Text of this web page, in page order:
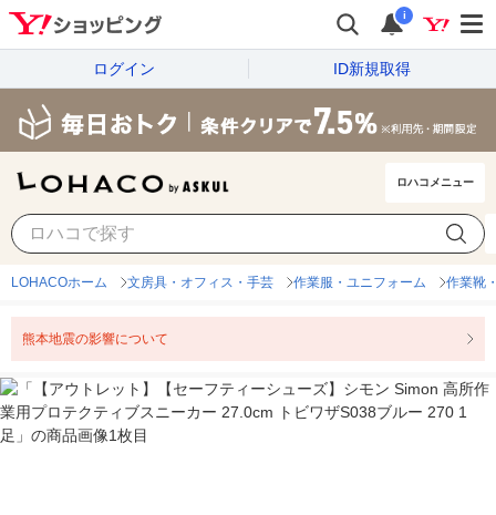
i
ログイン ID新規取得
ロハコメニュー
LOHACOホーム 文房具・オフィス・手芸 作業服・ユニフォーム 作業靴
熊本地震の影響について